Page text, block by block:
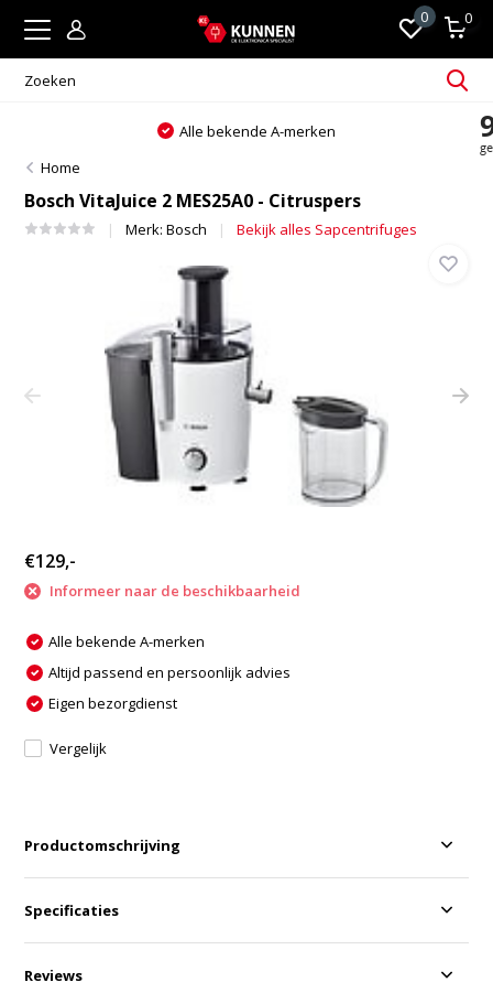
0 0
Alle bekende A-merken
Home
Bosch VitaJuice 2 MES25A0 - Citruspers
Merk:Bosch Bekijk alles Sapcentrifuges
€129,-
Informeer naar de beschikbaarheid
Alle bekende A-merken
Altijd passend en persoonlijk advies
Eigen bezorgdienst
Vergelijk
Productomschrijving
Specificaties
Reviews